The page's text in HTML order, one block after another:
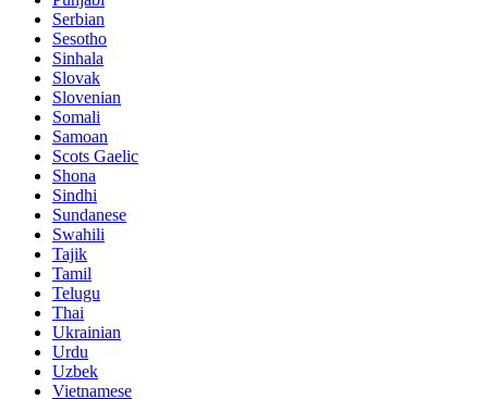
Serbian
Sesotho
Sinhala
Slovak
Slovenian
Somali
Samoan
Scots Gaelic
Shona
Sindhi
Sundanese
Swahili
Tajik
Tamil
Telugu
Thai
Ukrainian
Urdu
Uzbek
Vietnamese